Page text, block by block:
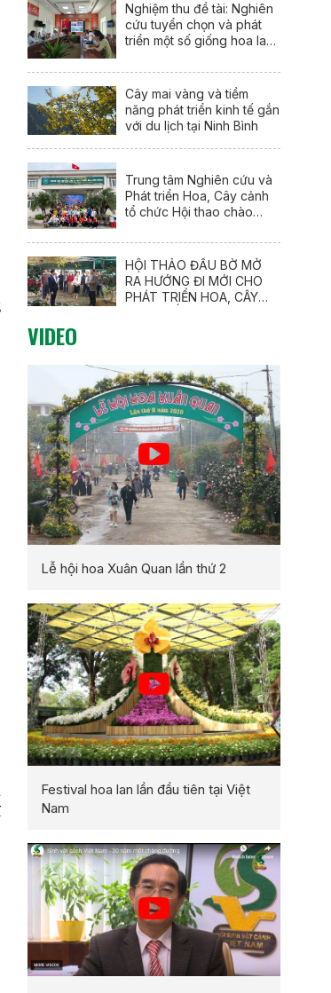
Nghiệm thu đề tài: Nghiên
cứu tuyển chọn và phát
triển một số giống hoa lay
communis L.) tại Nam Định
Cây mai vàng và tiềm
năng phát triển kinh tế gắn
với du lịch tại Ninh Bình
Trung tâm Nghiên cứu và
Phát triển Hoa, Cây cảnh
tổ chức Hội thao chào
lập Đoàn TNCS Hồ Chí
Minh (26/3/1931 –
26/3/2026)
HỘI THẢO ĐẦU BỜ MỞ
RA HƯỚNG ĐI MỚI CHO
PHÁT TRIỂN HOA, CÂY
VIDEO
Lễ hội hoa Xuân Quan lần thứ 2
Festival hoa lan lần đầu tiên tại Việt
Nam